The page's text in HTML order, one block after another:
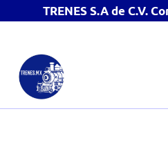
TRENES S.A de C.V.
contenido